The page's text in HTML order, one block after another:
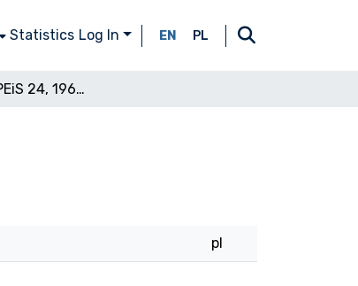
Statistics Log In EN PL
Spis treści RPEiS 24, 1962, z. 2
pl